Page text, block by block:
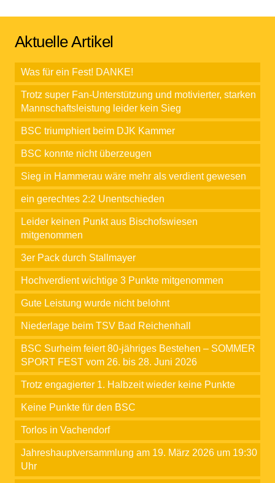
Aktuelle Artikel
Was für ein Fest! DANKE!
Trotz super Fan-Unterstützung und motivierter, starken
Mannschaftsleistung leider kein Sieg
BSC triumphiert beim DJK Kammer
BSC konnte nicht überzeugen
Sieg in Hammerau wäre mehr als verdient gewesen
ein gerechtes 2:2 Unentschieden
Leider keinen Punkt aus Bischofswiesen
mitgenommen
3er Pack durch Stallmayer
Hochverdient wichtige 3 Punkte mitgenommen
Gute Leistung wurde nicht belohnt
Niederlage beim TSV Bad Reichenhall
BSC Surheim feiert 80-jähriges Bestehen – SOMMER
SPORT FEST vom 26. bis 28. Juni 2026
Trotz engagierter 1. Halbzeit wieder keine Punkte
Keine Punkte für den BSC
Torlos in Vachendorf
Jahreshauptversammlung am 19. März 2026 um 19:30
Uhr